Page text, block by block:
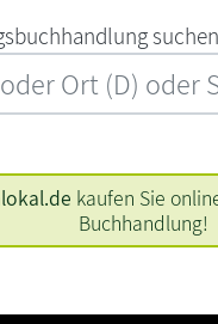
kaufen Sie
Buchhandlung!